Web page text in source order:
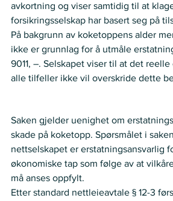
avkortning og viser samtidig til at
forsikringsselskap har basert seg på
På bakgrunn av koketoppens alder
ikke er grunnlag for å utmåle
9011, –. Selskapet viser til at det
alle tilfeller ikke vil overskride dette
Saken gjelder uenighet om
skade på koketopp. Spørsmålet i
nettselskapet er erstatningsansvarlig
økonomiske tap som følge av at
må anses oppfylt.
Etter standard nettleieavtale § 12-3